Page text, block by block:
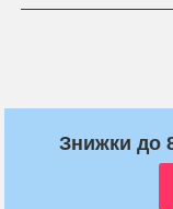
Знижки до